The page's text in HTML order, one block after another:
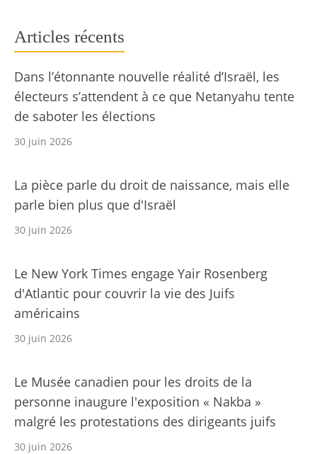
Articles récents
Dans l’étonnante nouvelle réalité d’Israël, les
électeurs s’attendent à ce que Netanyahu tente
de saboter les élections
30 juin 2026
La pièce parle du droit de naissance, mais elle
parle bien plus que d'Israël
30 juin 2026
Le New York Times engage Yair Rosenberg
d'Atlantic pour couvrir la vie des Juifs
américains
30 juin 2026
Le Musée canadien pour les droits de la
personne inaugure l'exposition « Nakba »
malgré les protestations des dirigeants juifs
30 juin 2026